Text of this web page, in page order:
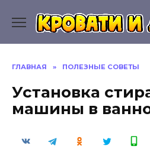
содержанию
ГЛАВНАЯ » ПОЛЕЗНЫЕ СОВЕТЫ
Установка
машины в